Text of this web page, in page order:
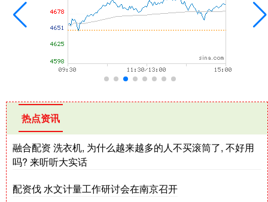
热点资讯
融合配资 洗衣机, 为什么越来越多的人不买滚筒了, 不好用
吗? 来听听大实话
配资伐 水文计量工作研讨会在南京召开